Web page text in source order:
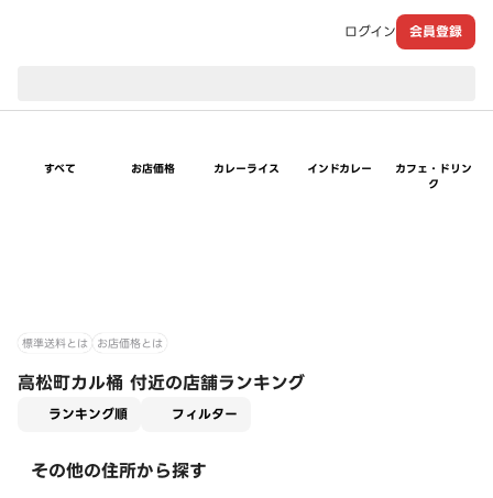
ログイン 会員登録
すべて お店価格 カレーライス インドカレー
カフェ・ドリン
ク
標準送料とは お店価格とは
高松町カル桶 付近の店舗ランキング
ランキング順 フィルター
その他の住所から探す